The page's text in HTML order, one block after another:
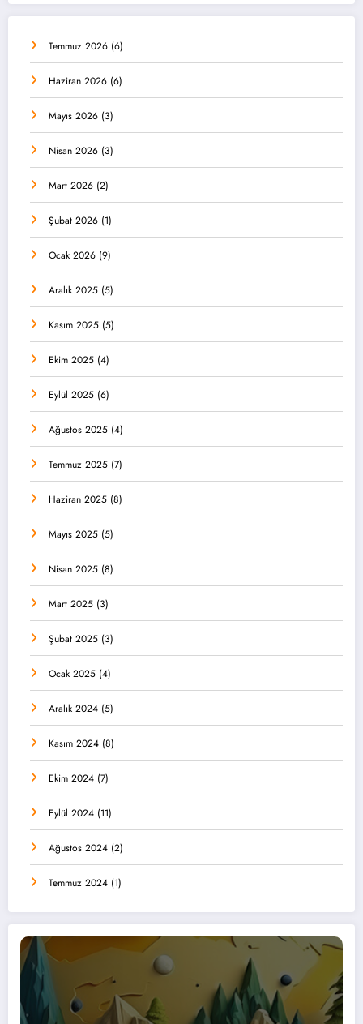
Temmuz 2026 (6)
Haziran 2026 (6)
Mayıs 2026 (3)
Nisan 2026 (3)
Mart 2026 (2)
Şubat 2026 (1)
Ocak 2026 (9)
Aralık 2025 (5)
Kasım 2025 (5)
Ekim 2025 (4)
Eylül 2025 (6)
Ağustos 2025 (4)
Temmuz 2025 (7)
Haziran 2025 (8)
Mayıs 2025 (5)
Nisan 2025 (8)
Mart 2025 (3)
Şubat 2025 (3)
Ocak 2025 (4)
Aralık 2024 (5)
Kasım 2024 (8)
Ekim 2024 (7)
Eylül 2024 (11)
Ağustos 2024 (2)
Temmuz 2024 (1)